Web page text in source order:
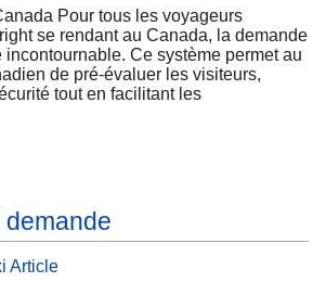
Pour tous les voyageurs
se rendant au Canada, la demande
incontournable. Ce système permet au
de pré-évaluer les visiteurs,
tout en facilitant les
demande
Article